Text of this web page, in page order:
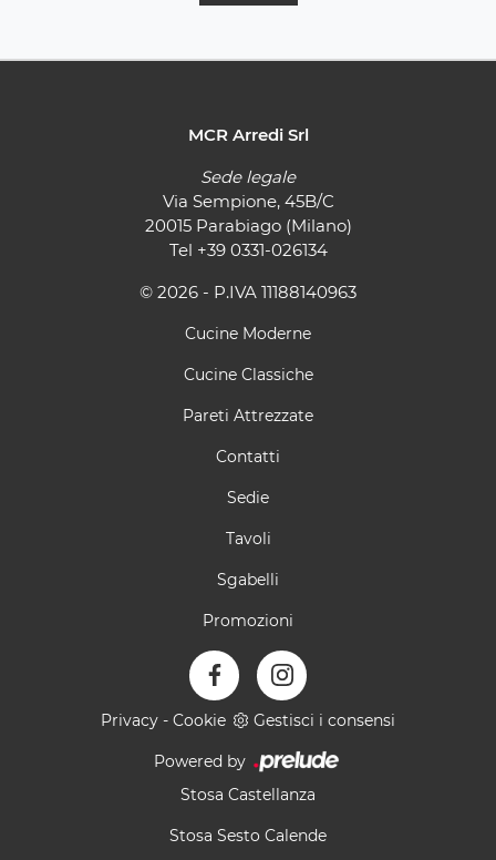
MCR Arredi Srl
Sede legale
Via Sempione, 45B/C
20015 Parabiago (Milano)
Tel +39 0331-026134
© 2026 - P.IVA 11188140963
Cucine Moderne
Cucine Classiche
Pareti Attrezzate
Contatti
Sedie
Tavoli
Sgabelli
Promozioni
Privacy - Cookie Gestisci i consensi
Powered by
Stosa Castellanza
Stosa Sesto Calende